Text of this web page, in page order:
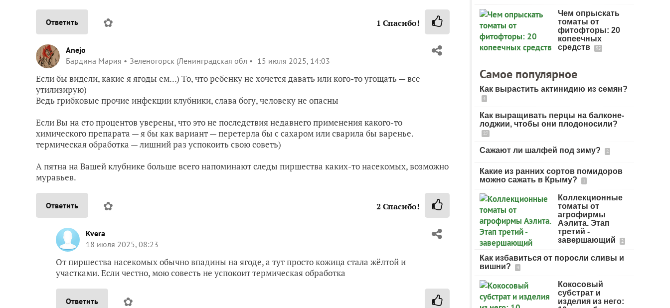
Ответить ✿ 1 Спасибо!
Anejo
Бардина Мария
Зеленогорск (Ленинградская обл 15 июля 2025, 14:03
Если бы видели, какие я ягоды ем...) То, что ребенку не хочется давать или кого-то угощать — все
утилизирую)
Ведь грибковые прочие инфекции клубники, слава богу, человеку не опасны
Если Вы на сто процентов уверены, что это не последствия недавнего применения какого-то
химического препарата — я бы как вариант — перетерла бы с сахаром или сварила бы варенье.
термическая обработка — лишний раз успокоить свою советь)
А пятна на Вашей клубнике больше всего напоминают следы пиршества каких-то насекомых, возможно
муравьев.
Ответить ✿ 2 Спасибо!
Kvera
18 июля 2025, 08:23
От пиршества насекомых обычно впадины на ягоде, а тут просто кожица стала жёлтой и
участками. Если честно, мою совесть не успокоит термическая обработка
Ответить ✿
Чем опрыскать
томаты от
фитофторы: 20
копеечных
средств
95
Самое популярное
Как вырастить актинидию из семян?
4
Как выращивать перцы на балконе-
лоджии, чтобы они плодоносили?
27
Сажают ли шалфей под зиму? 2
Какие из ранних сортов помидоров
можно сажать в Крыму?
1
Коллекционные
томаты от
агрофирмы
Аэлита. Этап
третий -
завершающий
2
Как избавиться от поросли сливы и
вишни?
4
Кокосовый
субстрат и
изделия из него: